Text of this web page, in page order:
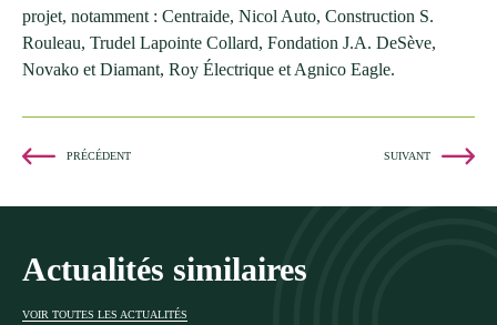
projet, notamment : Centraide, Nicol Auto, Construction S.
Rouleau, Trudel Lapointe Collard, Fondation J.A. DeSève,
Novako et Diamant, Roy Électrique et Agnico Eagle.
PRÉCÉDENT SUIVANT
Actualités similaires
VOIR TOUTES LES ACTUALITÉS